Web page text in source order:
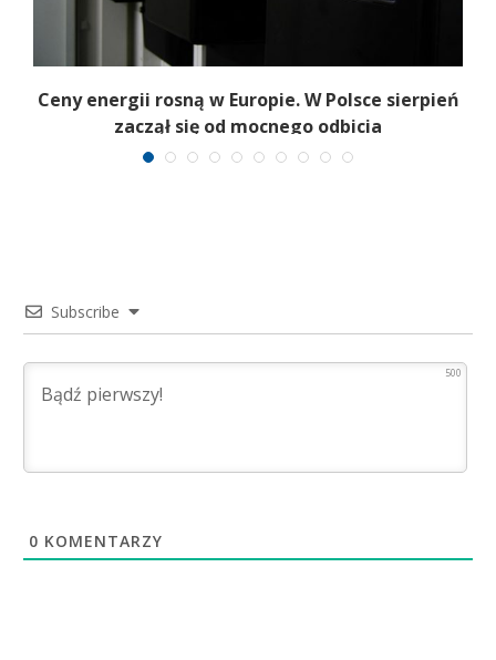
Ceny energii rosną w Europie. W Polsce sierpień
zaczął się od mocnego odbicia
Subscribe
500
0 KOMENTARZY